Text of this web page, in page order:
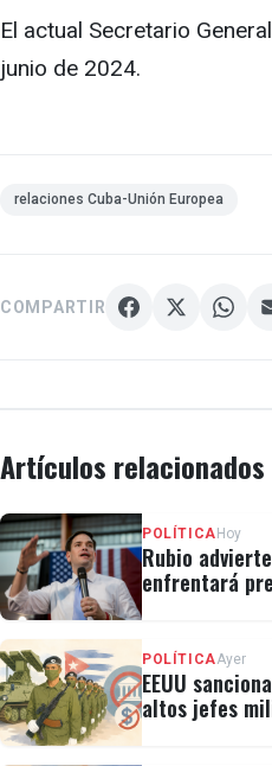
El actual Secretario
junio de 2024.
relaciones Cuba-Unión Europea
COMPARTIR
Artículos relacionados
POLÍTICAHoy
Rubio
enfrentará
POLÍTICAAyer
EEUU
altos jefes